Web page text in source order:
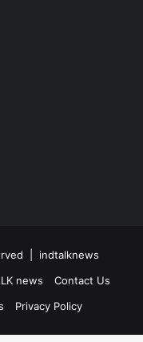
| indtalknews
news
Contact Us
Privacy Policy